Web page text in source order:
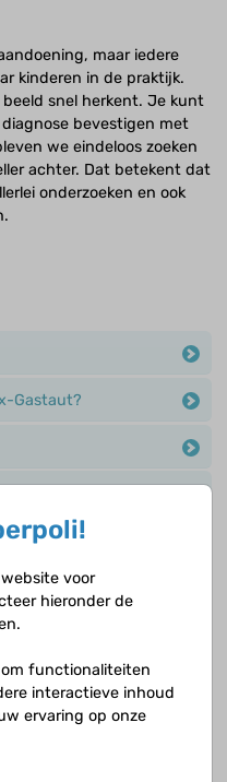
maar iedere
kinderen in de praktijk.
snel herkent. Je kunt
bevestigen met
we eindeloos zoeken
achter. Dat betekent dat
onderzoeken en ook
Gastaut?
gesteld?
hebt?
voor
hieronder de
functionaliteiten
interactieve inhoud
ervaring op onze